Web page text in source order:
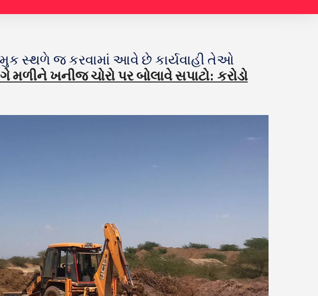
સ્થળે જ કરવામાં આવે છે કાર્યવાહી તેઓ
ખનીજ ચોરો પર બોલાવે સપાટો: કરોડો